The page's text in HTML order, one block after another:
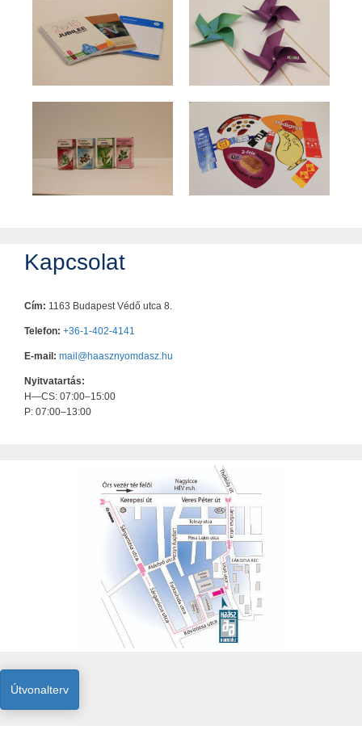
Kapcsolat
Cím: 1163 Budapest Védő utca 8.
Telefon: +36-1-402-4141
E-mail: mail@haasznyomdasz.hu
Nyitvatartás:
H—CS: 07:00–15:00
P: 07:00–13:00
Útvonalterv